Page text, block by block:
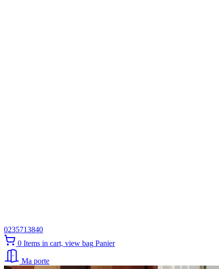
0235713840
0 Items in cart, view bag Panier
Ma porte